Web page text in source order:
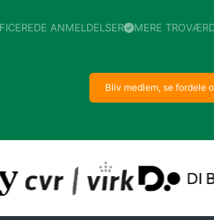
ANMELDELSER MERE
Bliv medlem, se fordele